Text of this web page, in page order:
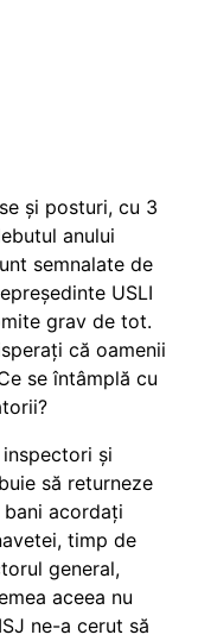
și posturi, cu 3
anului
semnalate de
USLI
grav de tot.
că oamenii
se întâmplă cu
și
să returneze
acordați
timp de
general,
aceea nu
ne-a cerut să